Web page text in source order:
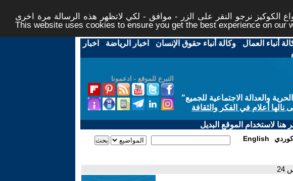
نرجو النقر على الزر - موافق - لكي لاتظهر هذه الرسالة مرة اخرى -
This website uses cookies to ensure you get the best experience on our
أنباء العمال -وكالة أنباء حقوق الإنسان - اخبار الرياضة - اخبار
التبرع للموقع - ادعمونا
والعدالة الاجتماعية للجميع"
أعلام في الفكر والثقافة
لاستخدام الموقع البديل
English كوردي